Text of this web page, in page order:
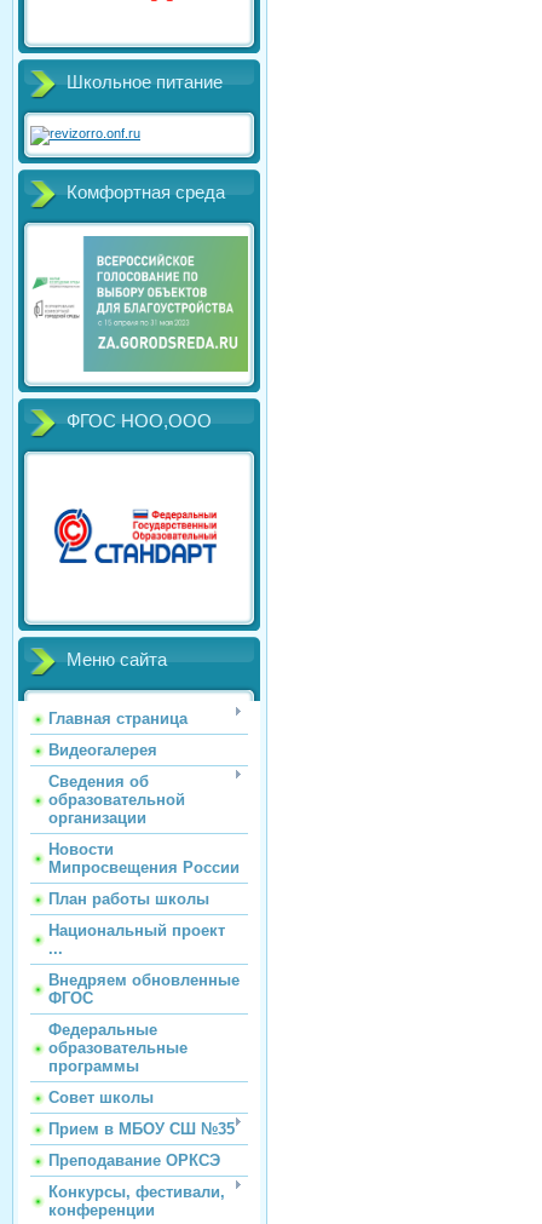
Школьное питание
Комфортная среда
ФГОС НОО,ООО
Меню сайта
Главная страница
Видеогалерея
Сведения об
образовательной
организации
Новости
Мипросвещения России
План работы школы
Национальный проект
...
Внедряем обновленные
ФГОС
Федеральные
образовательные
программы
Совет школы
Прием в МБОУ СШ №35
Преподавание ОРКСЭ
Конкурсы, фестивали,
конференции